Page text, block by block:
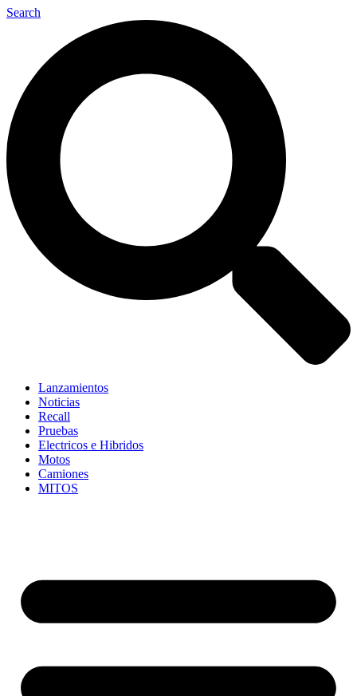
Search
Lanzamientos
Noticias
Recall
Pruebas
Electricos e Hibridos
Motos
Camiones
MITOS